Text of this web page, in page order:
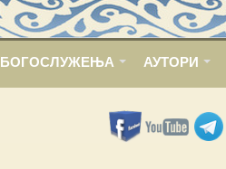
БОГОСЛУЖЕЊА АУТОРИ